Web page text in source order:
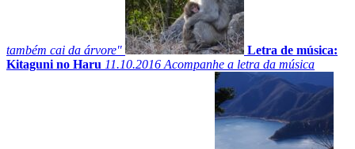
também cai da árvore"
Letra de música:
Kitaguni no Haru 11.10.2016 Acompanhe a letra da música